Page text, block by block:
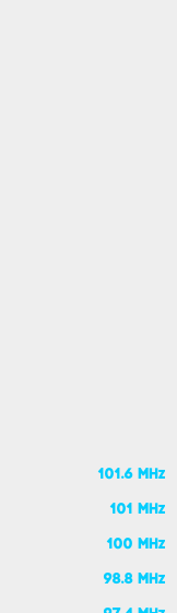
101.6 MHz
101 MHz
100 MHz
98.8 MHz